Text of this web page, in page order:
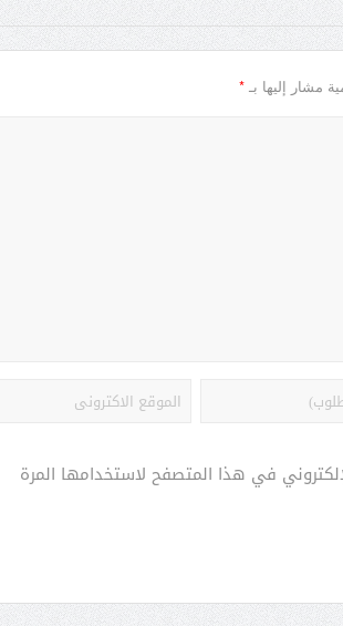
مشار إليها بـ *
في هذا المتصفح لاستخدامها المرة